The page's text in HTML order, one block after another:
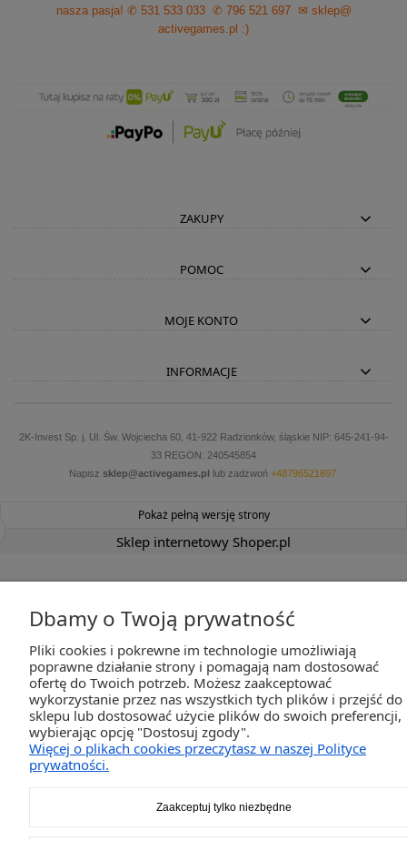
nasza pasja! ✆ 531 533 033 ✆ 796 521 697
✉ sklep@
activegames.pl :)
ZAKUPY
POMOC
MOJE KONTO
INFORMACJE
2K-Invest Sp. j. Ul. Św. Wojciecha 60, 41-922 Radzionków, śląskie NIP: 645-241-94-
33 REGON: 240545854
Napisz sklep@activegames.pl lub zadzwoń +48796521697
Pokaż pełną wersję strony
Sklep internetowy Shoper.pl
Dbamy o Twoją prywatność
Pliki cookies i pokrewne im technologie umożliwiają
poprawne działanie strony i pomagają nam dostosować
ofertę do Twoich potrzeb. Możesz zaakceptować
wykorzystanie przez nas wszystkich tych plików i przejść do
sklepu lub dostosować użycie plików do swoich preferencji,
wybierając opcję "Dostosuj zgody".
Więcej o plikach cookies przeczytasz w naszej Polityce
prywatności.
Zaakceptuj tylko niezbędne